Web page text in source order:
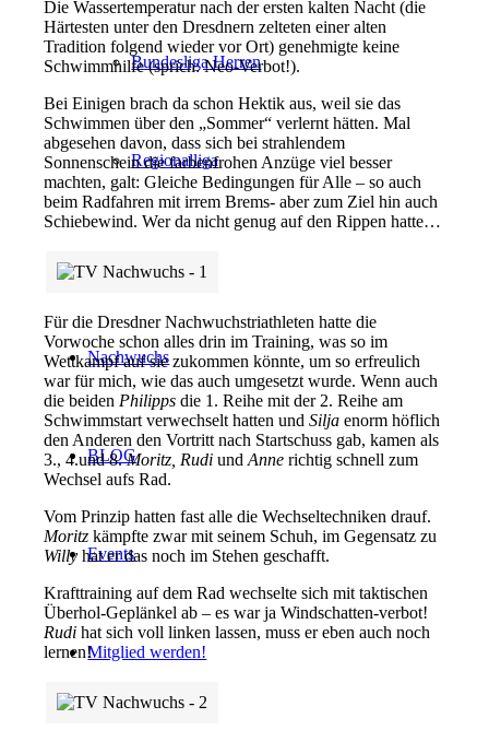
Bundesliga Herren
Regionalliga
Nachwuchs
BLOG
Events
Mitglied werden!
Die Wassertemperatur nach der ersten kalten Nacht (die
Härtesten unter den Dresdnern zelteten einer alten
Tradition folgend wieder vor Ort) genehmigte keine
Schwimmhilfe (sprich: Neo-Verbot!).
Bei Einigen brach da schon Hektik aus, weil sie das
Schwimmen über den „Sommer“ verlernt hätten. Mal
abgesehen davon, dass sich bei strahlendem
Sonnenschein die farbenfrohen Anzüge viel besser
machten, galt: Gleiche Bedingungen für Alle – so auch
beim Radfahren mit irrem Brems- aber zum Ziel hin auch
Schiebewind. Wer da nicht genug auf den Rippen hatte…
Für die Dresdner Nachwuchstriathleten hatte die
Vorwoche schon alles drin im Training, was so im
Wettkampf auf sie zukommen könnte, um so erfreulich
war für mich, wie das auch umgesetzt wurde. Wenn auch
die beiden Philippsdie 1. Reihe mit der 2. Reihe am
Schwimmstart verwechselt hatten undSiljaenorm höflich
den Anderen den Vortritt nach Startschuss gab, kamen als
3., 4.und 8.Moritz, Rudi undAnnerichtig schnell zum
Wechsel aufs Rad.
Vom Prinzip hatten fast alle die Wechseltechniken drauf.
Moritzkämpfte zwar mit seinem Schuh, im Gegensatz zu
Willyhat er das noch im Stehen geschafft.
Krafttraining auf dem Rad wechselte sich mit taktischen
Überhol-Geplänkel ab – es war ja Windschatten-verbot!
Rudihat sich voll linken lassen, muss er eben auch noch
lernen!